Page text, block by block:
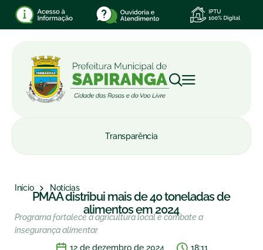
Transparência
Início Notícias
PMAA distribui mais de 40 toneladas de
alimentos em 2024
Programa fortalece a agricultura local e combate a
insegurança alimentar
12 de dezembro de 2024
18:11